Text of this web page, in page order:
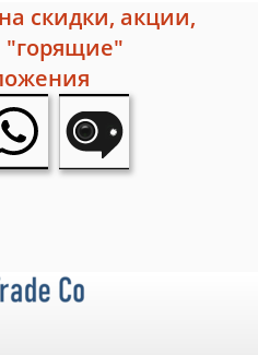
скидки, акции,
"горящие"